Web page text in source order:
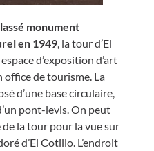
monument
en 1949, la tour d’El
d’exposition d’art
de tourisme. La
d’une base circulaire,
pont-levis. On peut
la tour pour la vue sur
d’El Cotillo. L’endroit